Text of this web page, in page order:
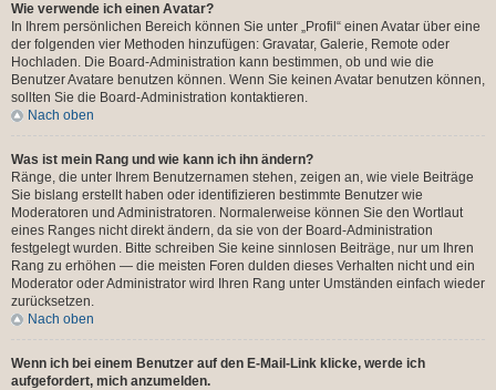
Wie verwende ich einen Avatar?
In Ihrem persönlichen Bereich können Sie unter „Profil“ einen Avatar über eine
der folgenden vier Methoden hinzufügen: Gravatar, Galerie, Remote oder
Hochladen. Die Board-Administration kann bestimmen, ob und wie die
Benutzer Avatare benutzen können. Wenn Sie keinen Avatar benutzen können,
sollten Sie die Board-Administration kontaktieren.
Nach oben
Was ist mein Rang und wie kann ich ihn ändern?
Ränge, die unter Ihrem Benutzernamen stehen, zeigen an, wie viele Beiträge
Sie bislang erstellt haben oder identifizieren bestimmte Benutzer wie
Moderatoren und Administratoren. Normalerweise können Sie den Wortlaut
eines Ranges nicht direkt ändern, da sie von der Board-Administration
festgelegt wurden. Bitte schreiben Sie keine sinnlosen Beiträge, nur um Ihren
Rang zu erhöhen — die meisten Foren dulden dieses Verhalten nicht und ein
Moderator oder Administrator wird Ihren Rang unter Umständen einfach wieder
zurücksetzen.
Nach oben
Wenn ich bei einem Benutzer auf den E-Mail-Link klicke, werde ich
aufgefordert, mich anzumelden.